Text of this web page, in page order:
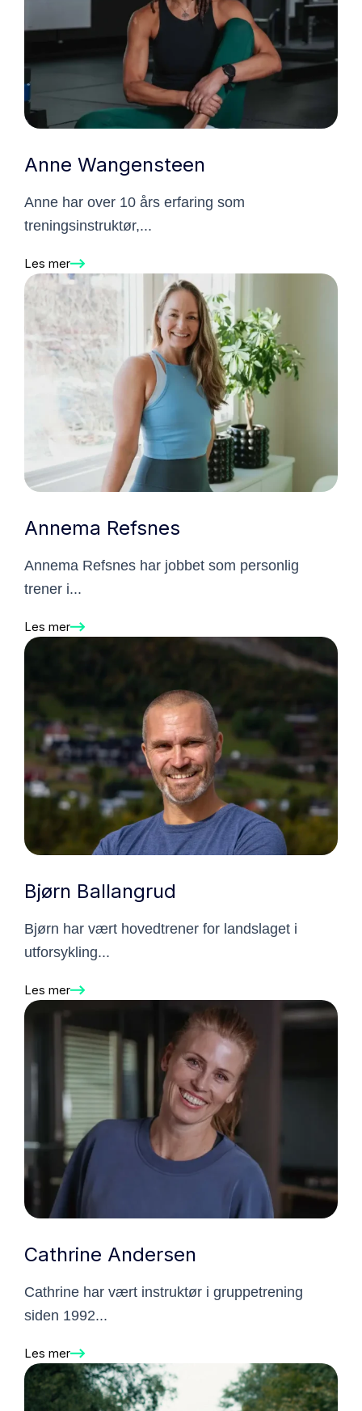
Anne Wangensteen
Anne har over 10 års erfaring som
treningsinstruktør,...
Les mer
Annema Refsnes
Annema Refsnes har jobbet som personlig
trener i...
Les mer
Bjørn Ballangrud
Bjørn har vært hovedtrener for landslaget i
utforsykling...
Les mer
Cathrine Andersen
Cathrine har vært instruktør i gruppetrening
siden 1992...
Les mer